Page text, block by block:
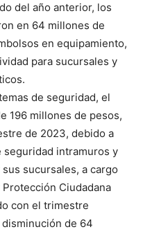
del año anterior, los
en 64 millones de
en equipamiento,
para sucursales y
de seguridad, el
196 millones de pesos,
de 2023, debido a
seguridad intramuros y
sucursales, a cargo
Ciudadana
con el trimestre
de 64